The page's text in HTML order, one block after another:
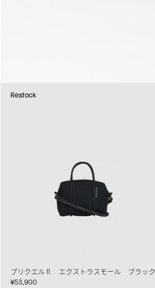
Restock
Restock
プリクエルⅡ エクストラスモール ブラック
¥53,900